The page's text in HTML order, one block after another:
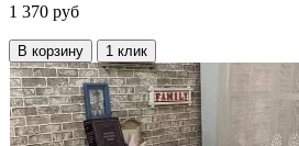
1 370 руб
В корзину 1 клик